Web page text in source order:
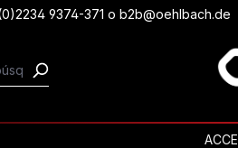
9374-371 o b2b@oehlbach.de